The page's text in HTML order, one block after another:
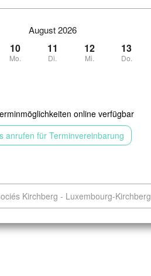
August 2026
10
Mo.
11
Di.
12
Mi.
13
Do.
online verfügbar
anrufen für Terminvereinbarung
Kirchberg - Luxembourg-Kirchberg